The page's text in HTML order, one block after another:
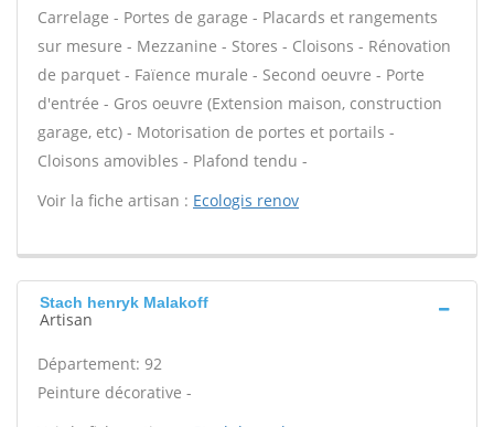
Carrelage - Portes de garage - Placards et rangements
sur mesure - Mezzanine - Stores - Cloisons - Rénovation
de parquet - Faïence murale - Second oeuvre - Porte
d'entrée - Gros oeuvre (Extension maison, construction
garage, etc) - Motorisation de portes et portails -
Cloisons amovibles - Plafond tendu -
Voir la fiche artisan : Ecologis renov
Stach henryk Malakoff
Artisan
Département: 92
Peinture décorative -